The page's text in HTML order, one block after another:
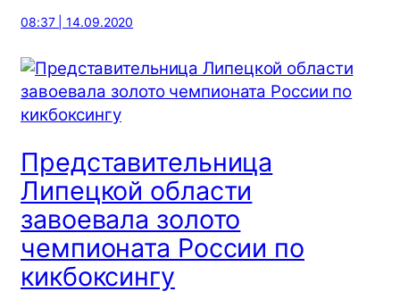
08:37 | 14.09.2020
Представительница
Липецкой области
завоевала золото
чемпионата России по
кикбоксингу